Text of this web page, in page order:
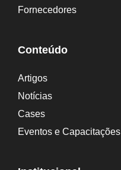
t
e
:
Fornecedores
Conteúdo
Artigos
Notícias
Cases
Eventos e Capacitações